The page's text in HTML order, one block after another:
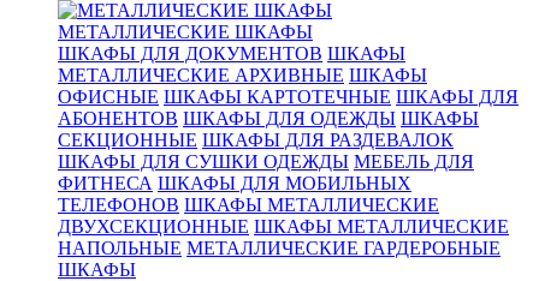
МЕТАЛЛИЧЕСКИЕ ШКАФЫ
ШКАФЫ ДЛЯ ДОКУМЕНТОВ ШКАФЫ
МЕТАЛЛИЧЕСКИЕ АРХИВНЫЕ ШКАФЫ
ОФИСНЫЕ ШКАФЫ КАРТОТЕЧНЫЕ ШКАФЫ ДЛЯ
АБОНЕНТОВ ШКАФЫ ДЛЯ ОДЕЖДЫ ШКАФЫ
СЕКЦИОННЫЕ ШКАФЫ ДЛЯ РАЗДЕВАЛОК
ШКАФЫ ДЛЯ СУШКИ ОДЕЖДЫ МЕБЕЛЬ ДЛЯ
ФИТНЕСА ШКАФЫ ДЛЯ МОБИЛЬНЫХ
ТЕЛЕФОНОВ ШКАФЫ МЕТАЛЛИЧЕСКИЕ
ДВУХСЕКЦИОННЫЕ ШКАФЫ МЕТАЛЛИЧЕСКИЕ
НАПОЛЬНЫЕ МЕТАЛЛИЧЕСКИЕ ГАРДЕРОБНЫЕ
ШКАФЫ